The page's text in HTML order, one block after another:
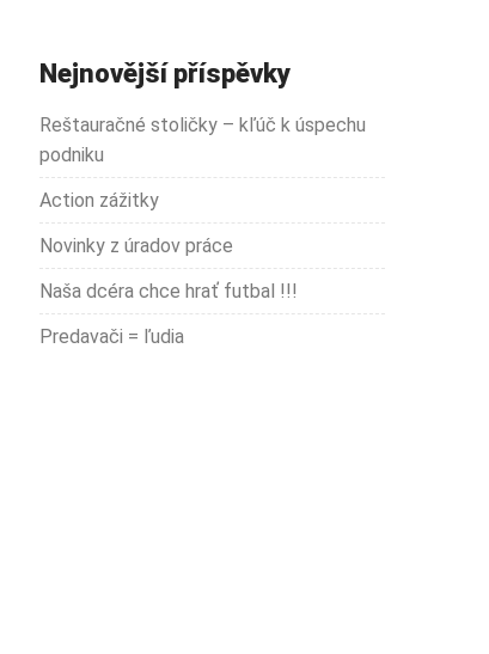
Nejnovější příspěvky
Reštauračné stoličky – kľúč k úspechu
podniku
Action zážitky
Novinky z úradov práce
Naša dcéra chce hrať futbal !!!
Predavači = ľudia